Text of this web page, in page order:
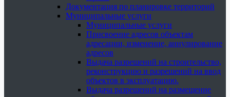
Документация по планировке территорий
Муниципальные услуги
Муниципальные услуги
Присвоение адресов объектам
адресации, изменение, аннулирование
адресов
Выдача разрешений на строительство,
реконструкцию и разрешений на ввод
объектов в эксплуатацию.
Выдача разрешений на размещение